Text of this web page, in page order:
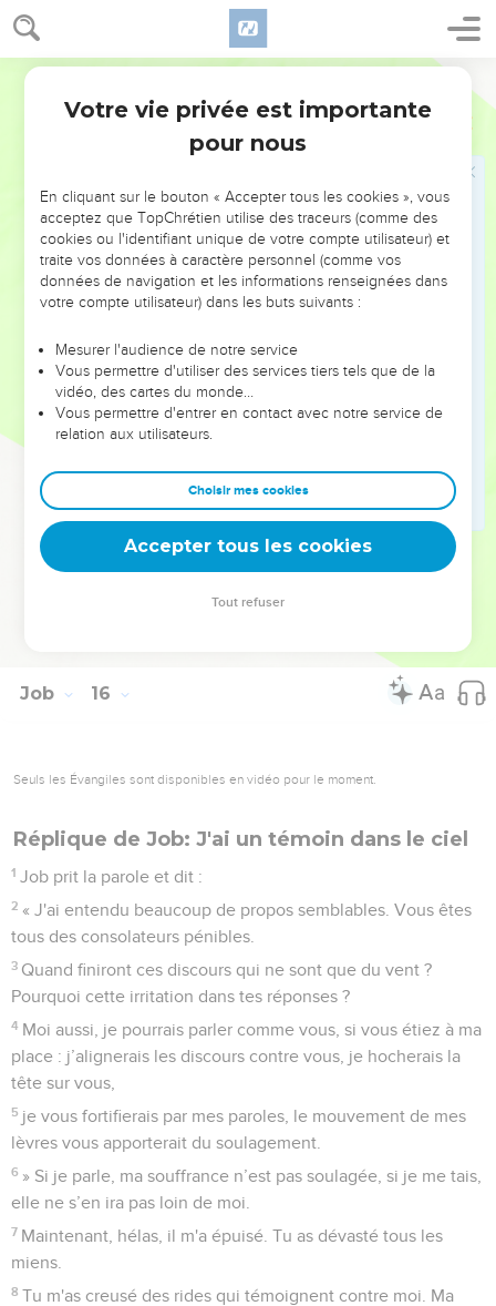
15
25 car il a levé la main contre Dieu, il a défié le Tout-Puissant.
Il a eu l'audace de foncer contre lui, abrité par l’épaisseur
de ses boucliers.
Il avait le visage tout potelé, les flancs chargés
abandonnées, sur le point de tomber en ruine.
Il ne s'enrichira plus, sa fortune ne se relèvera pas, sa
prospérité ne couvrira plus la terre.
Il ne pourra s’écarter des ténèbres ; les flammes
sa bouche.
Qu'il ne se fie pas à la fausseté ! Il serait déçu, car c’est la
fausseté qui serait sa récompense.
Cela s’accomplira avant la fin de ses jours, et son rameau
ne verdira plus.
Comme une vigne, il se dépouillera de ses fruits encore
verts, comme un olivier il fera tomber ses fleurs.
» La compagnie de l'impie est stérile, et le feu dévorera les
Job 16
Seuls les Évangiles sont disponibles en vidéo pour le moment.
Réplique de Job: J'ai un témoin dans le ciel
1 Job prit la parole et dit :
2 « J'ai entendu beaucoup de propos semblables. Vous êtes
tous des consolateurs pénibles.
3 Quand finiront ces discours qui ne sont que du vent ?
Pourquoi cette irritation dans tes réponses ?
4 Moi aussi, je pourrais parler comme vous, si vous étiez à ma
place : j’alignerais les discours contre vous, je hocherais la
tête sur vous,
5 je vous fortifierais par mes paroles, le mouvement de mes
lèvres vous apporterait du soulagement.
6 » Si je parle, ma souffrance n’est pas soulagée, si je me tais,
elle ne s’en ira pas loin de moi.
7 Maintenant, hélas, il m'a épuisé. Tu as dévasté tous les
miens.
8 Tu m'as creusé des rides qui témoignent contre moi. Ma
Votre vie privée est importante
pour nous
En cliquant sur le bouton « Accepter tous les cookies », vous
acceptez que TopChrétien utilise des traceurs (comme des
cookies ou l'identifiant unique de votre compte utilisateur) et
traite vos données à caractère personnel (comme vos
données de navigation et les informations renseignées dans
votre compte utilisateur) dans les buts suivants :
Mesurer l'audience de notre service
Vous permettre d'utiliser des services tiers tels que de la
vidéo, des cartes du monde…
Vous permettre d'entrer en contact avec notre service de
relation aux utilisateurs.
Choisir mes cookies
Accepter tous les cookies
Tout refuser